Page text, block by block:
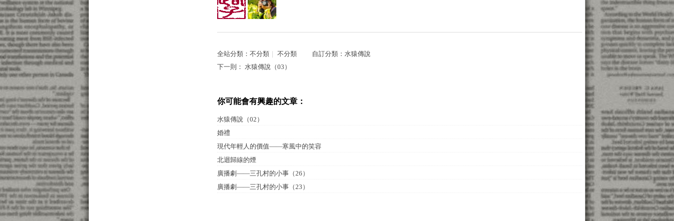
全站分類： 不分類 不分類 自訂分類： 水猿傳說
下一則： 水猿傳說（03）
你可能會有興趣的文章：
水猿傳說（02）
婚禮
現代年輕人的價值——寒風中的笑容
北迴歸線的煙
廣播劇——三孔村的小事（26）
廣播劇——三孔村的小事（23）